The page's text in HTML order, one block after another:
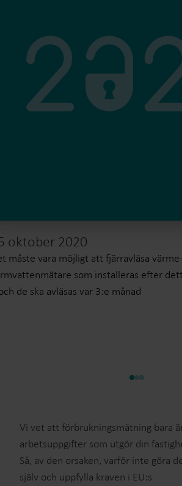
oktober 2020
måste vara möjligt att fjärravläsa
som installeras efter
de ska avläsas var 3:e månad
Vi vet att förbrukningsmätning bara
arbetsuppgifter som utgör din
Så, av den orsaken, varför inte göra
själv och uppfylla kraven i EU:s